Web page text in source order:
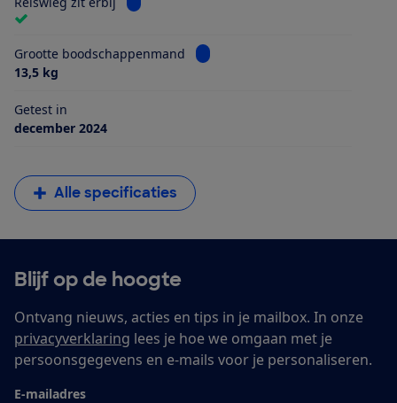
Grootte boodschappenmand
Bekijk informatie voor Grootte
13,5 kg
Getest in
december 2024
Alle specificaties
Blijf op de hoogte
Ontvang nieuws, acties en tips in je mailbox. In onze
privacyverklaring lees je hoe we omgaan met je
persoonsgegevens en e-mails voor je personaliseren.
E-mailadres